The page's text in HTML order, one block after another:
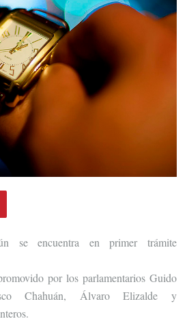
se encuentra en primer trámite
por los parlamentarios Guido
Chahuán, Álvaro Elizalde y